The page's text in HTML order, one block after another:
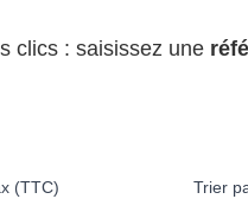
clics : saisissez une
(TTC) Trier